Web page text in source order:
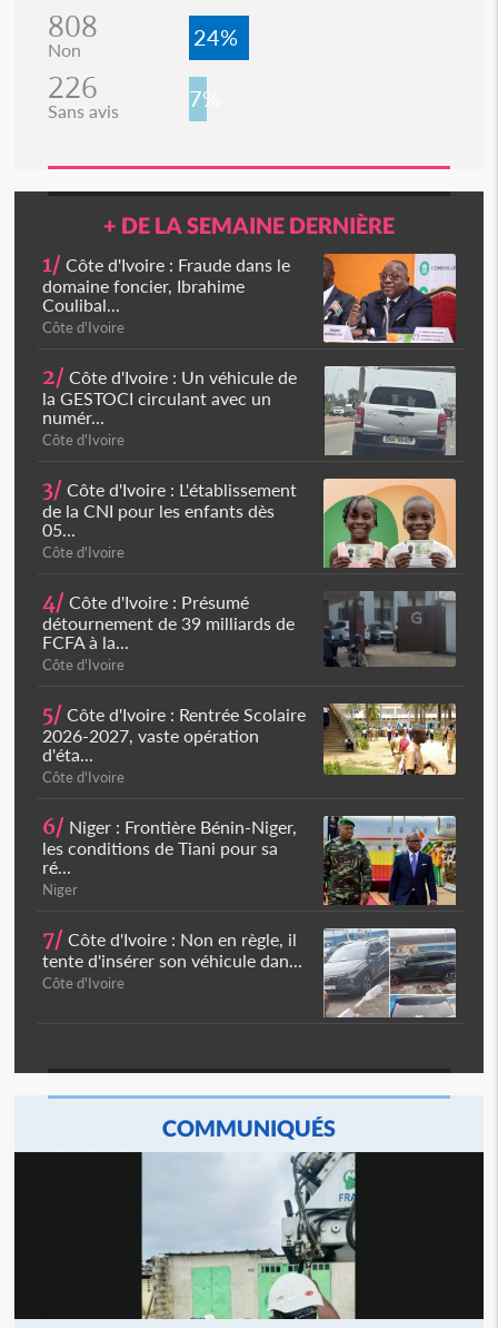
808
Non 24%
226
Sans avis 7%
+ DE LA SEMAINE DERNIÈRE
1/ Côte d'Ivoire : Fraude dans le
domaine foncier, Ibrahime
Coulibal...
Côte d'Ivoire
2/ Côte d'Ivoire : Un véhicule de
la GESTOCI circulant avec un
numér...
Côte d'Ivoire
3/ Côte d'Ivoire : L'établissement
de la CNI pour les enfants dès
05...
Côte d'Ivoire
4/ Côte d'Ivoire : Présumé
détournement de 39 milliards de
FCFA à la...
Côte d'Ivoire
5/ Côte d'Ivoire : Rentrée Scolaire
2026-2027, vaste opération
d'éta...
Côte d'Ivoire
6/ Niger : Frontière Bénin-Niger,
les conditions de Tiani pour sa
ré...
Niger
7/ Côte d'Ivoire : Non en règle, il
tente d'insérer son véhicule dan...
Côte d'Ivoire
COMMUNIQUÉS